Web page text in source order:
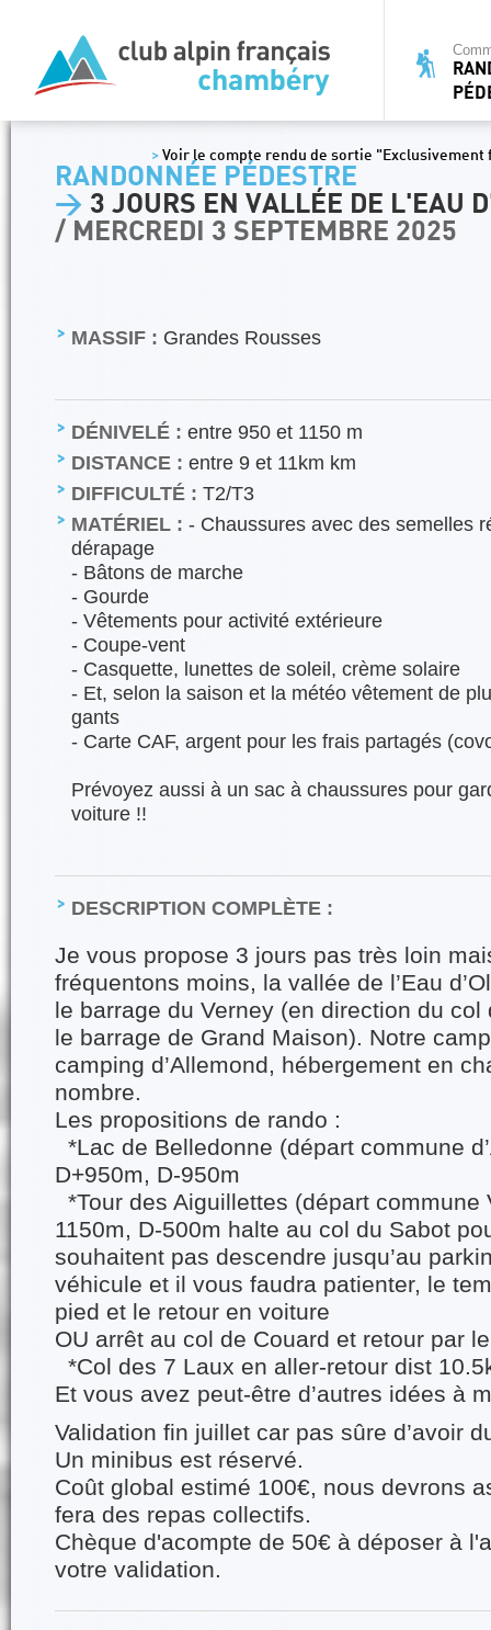
> Voir le compte rendu de sortie
RANDONNÉE PÉDESTRE
> 3 JOURS EN VALLÉE DE L'EAU
/ MERCREDI 3 SEPTEMBRE 2025
MASSIF : Grandes Rousses
DÉNIVELÉ : entre 950 et 1150 m
DISTANCE : entre 9 et 11km km
DIFFICULTÉ : T2/T3
MATÉRIEL : - Chaussures avec des semelles
dérapage
- Bâtons de marche
- Gourde
- Vêtements pour activité extérieure
- Coupe-vent
- Casquette, lunettes de soleil, crème solaire
- Et, selon la saison et la météo vêtement de
gants
- Carte CAF, argent pour les frais partagés
Prévoyez aussi à un sac à chaussures pour
voiture !!
DESCRIPTION COMPLÈTE :
Je vous propose 3 jours pas très loin
fréquentons moins, la vallée de l’Eau
le barrage du Verney (en direction du
le barrage de Grand Maison). Notre
camping d’Allemond, hébergement en
nombre.
Les propositions de rando :
*Lac de Belledonne (départ commune
D+950m, D-950m
*Tour des Aiguillettes (départ commune
1150m, D-500m halte au col du Sabot
souhaitent pas descendre jusqu’au
véhicule et il vous faudra patienter, le
pied et le retour en voiture
OU arrêt au col de Couard et retour par
*Col des 7 Laux en aller-retour dist
Et vous avez peut-être d’autres idées à
Validation fin juillet car pas sûre d’avoir
Un minibus est réservé.
Coût global estimé 100€, nous devrons
fera des repas collectifs.
Chèque d'acompte de 50€ à déposer à
votre validation.